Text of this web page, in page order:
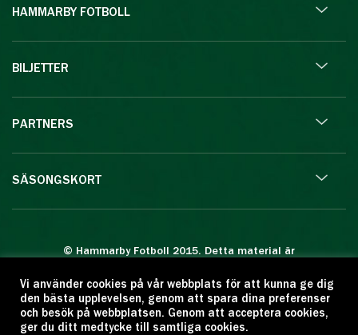
HAMMARBY FOTBOLL
BILJETTER
PARTNERS
SÄSONGSKORT
© Hammarby Fotboll 2015. Detta material är
Eftertryck eller annan kopiering är förbjuden.
Citera oss gärna men ange källan:
www.hammarbyfotboll.se. Ansvarig utgivare:
Vi använder cookies på vår webbplats för att kunna ge dig
den bästa upplevelsen, genom att spara dina preferenser
och besök på webbplatsen. Genom att acceptera cookies,
ger du ditt medtycke till samtliga cookies.